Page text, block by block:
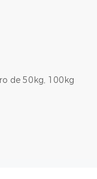
de 50kg, 100kg